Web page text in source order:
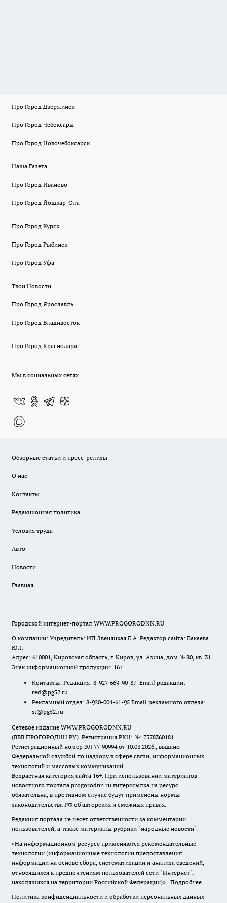
Про Город Дзержинск
Про Город Чебоксары
Про Город Новочебоксарск
Наша Газета
Про Город Иваново
Про Город Йошкар-Ола
Про Город Курск
Про Город Рыбинск
Про Город Уфа
Твои Новости
Про Город Ярославль
Про Город Владивосток
Про Город Краснодара
Мы в социальных сетях
Обзорные статьи и пресс-релизы
О нас
Контакты
Редакционная политика
Условия труда
Авто
Новости
Главная
Городской интернет-портал WWW.PROGORODNN.RU
О компании: Учредитель: ИП Звеняцкая Е.А. Редактор сайта: Бакаева
Ю.Г.
Адрес: 610001, Кировская область, г. Киров, ул. Азина, дом № 80, кв. 31
Знак информационной продукции: 16+
Контакты: Редакция: 8-927-669-90-87 Email редакции:
red@pg52.ru
Рекламный отдел: 8-920-004-61-95 Email рекламного отдела:
st@pg52.ru
Сетевое издание WWW.PROGORODNN.RU
(ВВВ.ПРОГОРОДНН.РУ). Регистрация РКН: №: 7378360181.
Регистрационный номер ЭЛ 77-90994 от 10.03.2026., выдано
Федеральной службой по надзору в сфере связи, информационных
технологий и массовых коммуникаций.
Возрастная категория сайта 16+. При использовании материалов
новостного портала progorodnn.ru гиперссылка на ресурс
обязательна, в противном случае будут применены нормы
законодательства РФ об авторских и смежных правах.
Редакция портала не несет ответственности за комментарии
пользователей, а также материалы рубрики "народные новости".
«На информационном ресурсе применяются рекомендательные
технологии (информационные технологии предоставления
информации на основе сбора, систематизации и анализа сведений,
относящихся к предпочтениям пользователей сети "Интернет",
находящихся на территории Российской Федерации)». Подробнее
Политика конфиденциальности и обработки персональных данных